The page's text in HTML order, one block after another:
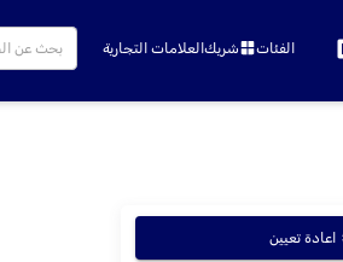
الفئات شريكالعلامات التجارية
اعادة تعيين